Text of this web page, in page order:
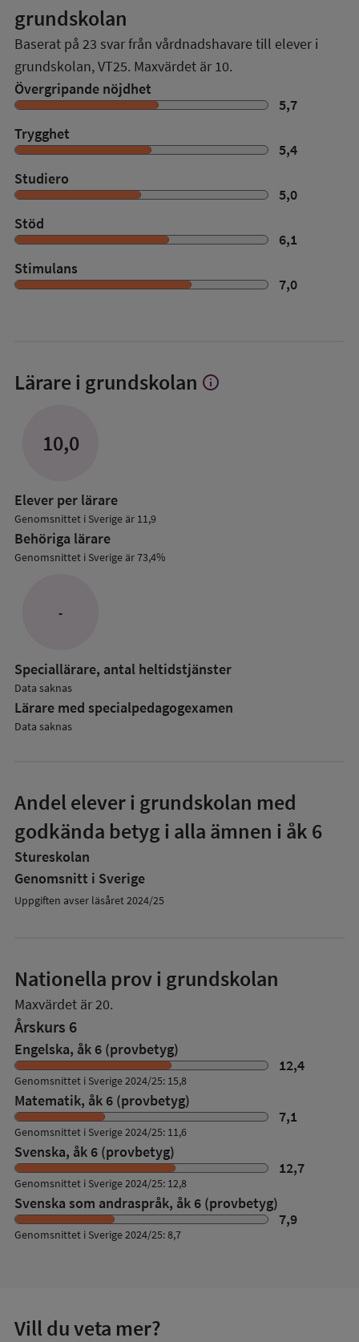
grundskolan
Baserat på 23 svar från vårdnadshavare till elever i
grundskolan,VT25. Maxvärdet är 10.
Övergripande nöjdhet
5,7
Trygghet
5,4
Studiero
5,0
Stöd
6,1
Stimulans
7,0
Lärare i grundskolan Visa
info
10,0
Elever per lärare
Genomsnittet i Sverige är 11,9
Behöriga lärare
Genomsnittet i Sverige är 73,4%
-
Speciallärare, antal heltidstjänster
Data saknas
Lärare med specialpedagog­examen
Data saknas
Andel elever i grundskolan med
godkända betyg i alla ämnen i åk 6
Stureskolan
Genomsnitt i Sverige
Uppgiften avser läsåret 2024/25
Nationella prov i grundskolan
Maxvärdet är 20.
Årskurs 6
Engelska, åk 6 (provbetyg)
12,4
Genomsnittet i Sverige 2024/25: 15,8
Matematik, åk 6 (provbetyg)
7,1
Genomsnittet i Sverige 2024/25: 11,6
Svenska, åk 6 (provbetyg)
12,7
Genomsnittet i Sverige 2024/25: 12,8
Svenska som andraspråk, åk 6 (provbetyg)
7,9
Genomsnittet i Sverige 2024/25: 8,7
Vill du veta mer?